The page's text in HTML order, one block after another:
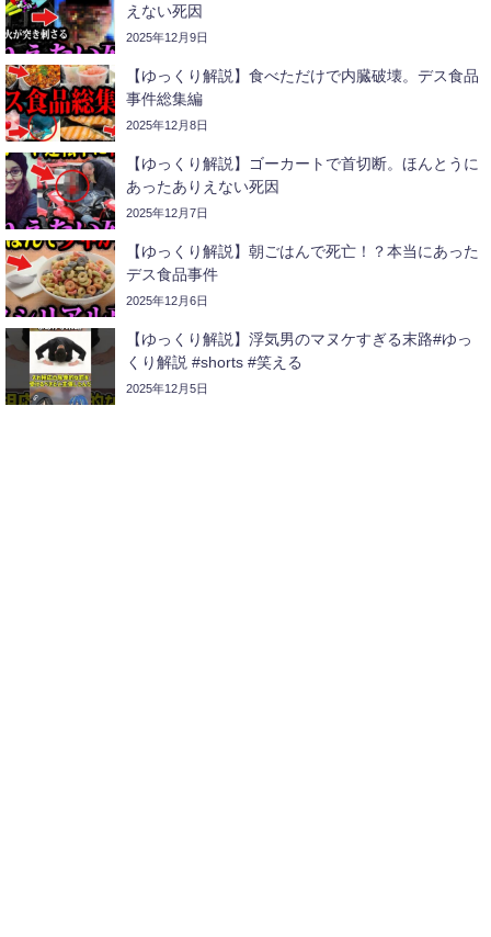
えない死因
2025年12月9日
【ゆっくり解説】食べただけで内臓破壊。デス食品
事件総集編
2025年12月8日
【ゆっくり解説】ゴーカートで首切断。ほんとうに
あったありえない死因
2025年12月7日
【ゆっくり解説】朝ごはんで死亡！？本当にあった
デス食品事件
2025年12月6日
【ゆっくり解説】浮気男のマヌケすぎる末路#ゆっ
くり解説 #shorts #笑える
2025年12月5日